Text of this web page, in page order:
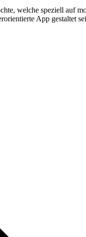
welche speziell auf
App gestaltet